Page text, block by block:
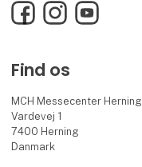
FacebookInstagramYouTube
Find os
MCH Messecenter Herning
Vardevej 1
7400 Herning
Danmark